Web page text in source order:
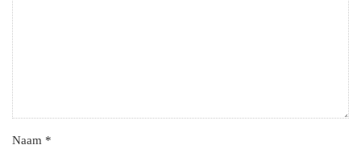
Naam *